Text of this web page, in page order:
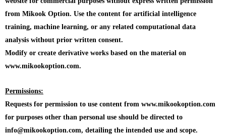
from Mikook Option. Use the content for artificial intelligence
training, machine learning, or any related computational data
analysis without prior written consent.
Modify or create derivative works based on the material on
www.mikookoption.com.
Permissions:
Requests for permission to use content from www.mikookoption.com
for purposes other than personal use should be directed to
info@mikookoption.com, detailing the intended use and scope.